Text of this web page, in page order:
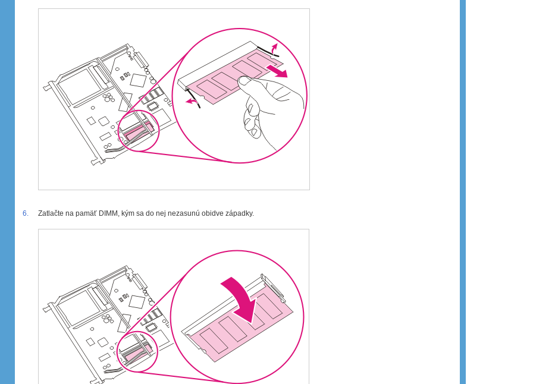
6. Zatlačte na pamäť DIMM, kým sa do nej nezasunú obidve západky.